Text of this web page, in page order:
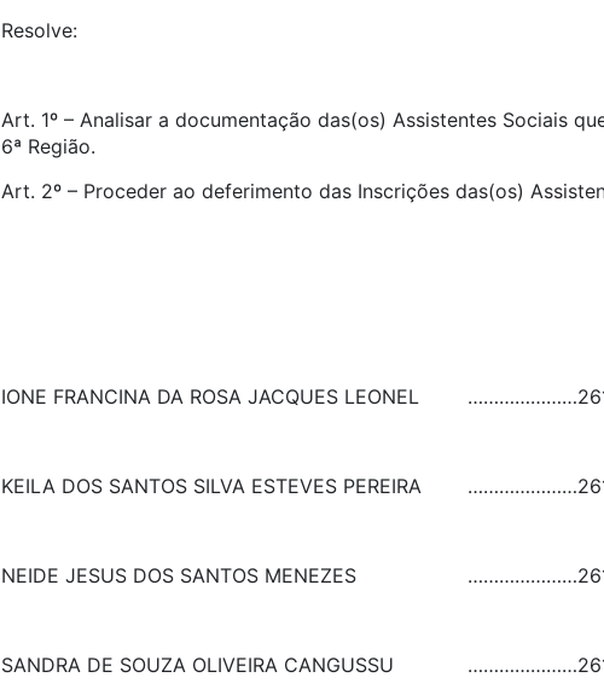
Resolve:
Art. 1º – Analisar a documentação das(os) Assistentes Sociais
6ª Região.
Art. 2º – Proceder ao deferimento das Inscrições das(os)
IONE FRANCINA DA ROSA JACQUES LEONEL …………………
KEILA DOS SANTOS SILVA ESTEVES PEREIRA …………………
NEIDE JESUS DOS SANTOS MENEZES …………………
SANDRA DE SOUZA OLIVEIRA CANGUSSU …………………